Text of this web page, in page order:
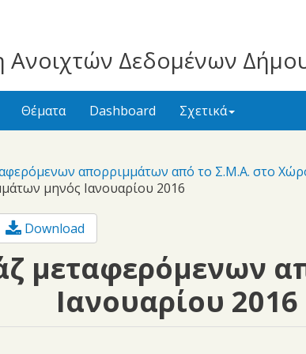
Ανοιχτών Δεδομένων
Θέματα Dashboard Σχετικά
απορριμμάτων από το Σ.Μ.Α. στο
μηνός Ιανουαρίου 2016
Download
μεταφερόμενων
Ιανουαρίου 2016